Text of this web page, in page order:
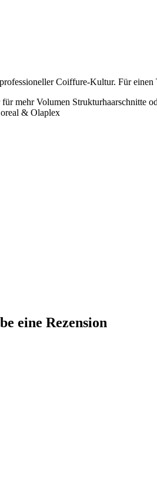
Coiffure-Kultur. Für
mehr Volumen
& Olaplex
eine Rezension